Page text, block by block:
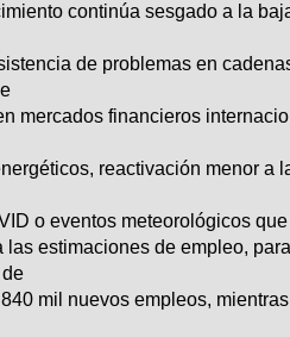
continúa sesgado a la
de problemas en
mercados financieros
reactivación menor a
o eventos meteorológicos
las estimaciones de empleo,
mil nuevos empleos,